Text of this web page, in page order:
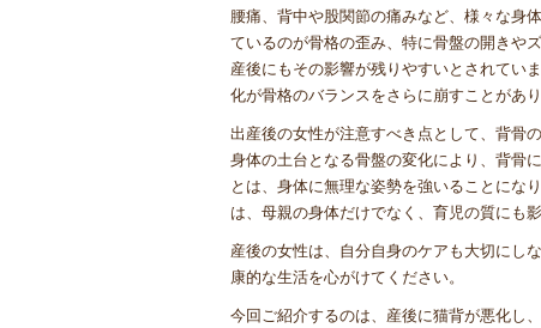
腰痛、背中や股関節の痛みなど、様々な身
ているのが骨格の歪み、特に骨盤の開きや
産後にもその影響が残りやすいとされてい
化が骨格のバランスをさらに崩すことがあ
出産後の女性が注意すべき点として、背骨
身体の土台となる骨盤の変化により、背骨
とは、身体に無理な姿勢を強いることにな
は、母親の身体だけでなく、育児の質にも
産後の女性は、自分自身のケアも大切にし
康的な生活を心がけてください。
今回ご紹介するのは、産後に猫背が悪化し